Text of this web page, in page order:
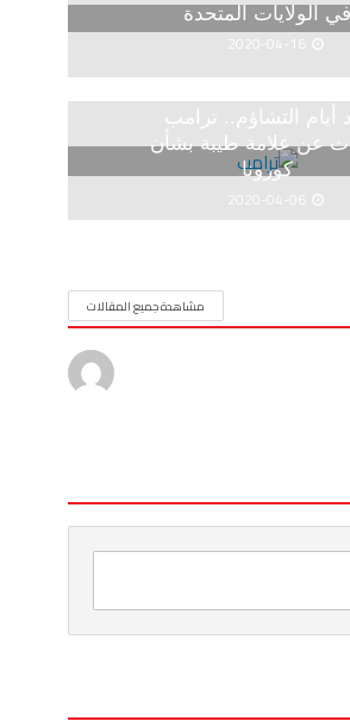
في الولايات المتحدة
2020-04-16
أيام التشاؤم.. ترامب
عن علامة طيبة بشأن
كورونا
2020-04-06
مشاهدة جميع المقالات